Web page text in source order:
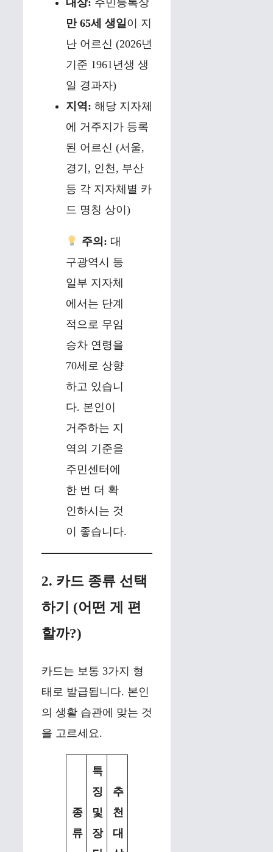
대상: 주민등록상
만 65세 생일이 지
난 어르신 (2026년
기준 1961년생 생
일 경과자)
지역: 해당 지자체
에 거주지가 등록
된 어르신 (서울,
경기, 인천, 부산
등 각 지자체별 카
드 명칭 상이)
주의: 대
구광역시 등
일부 지자체
에서는 단계
적으로 무임
승차 연령을
70세로 상향
하고 있습니
다. 본인이
거주하는 지
역의 기준을
주민센터에
한 번 더 확
인하시는 것
이 좋습니다.
2. 카드 종류 선택
하기 (어떤 게 편
할까?)
카드는 보통 3가지 형
태로 발급됩니다. 본인
의 생활 습관에 맞는 것
을 고르세요.
종
류
특
징
및
장
추
천
대